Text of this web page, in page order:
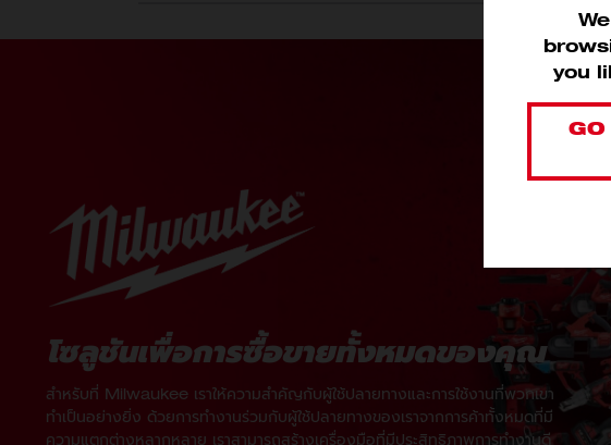
you
GO
โซลูชันเพื่อการซื้อขายทั้งหมดของคุณ
สำหรับที่ Milwaukee เราให้ความสำคัญกับผู้ใช้ปลายทางและการใช้งานที่พวกเขา
ทำเป็นอย่างยิ่ง ด้วยการทำงานร่วมกับผู้ใช้ปลายทางของเราจากการค้าทั้งหมดที่มี
ความแตกต่างหลากหลาย เราสามารถสร้างเครื่องมือที่มีประสิทธิภาพการทำงานดี